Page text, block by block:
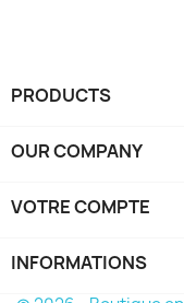
PRODUCTS
OUR COMPANY
VOTRE COMPTE
INFORMATIONS